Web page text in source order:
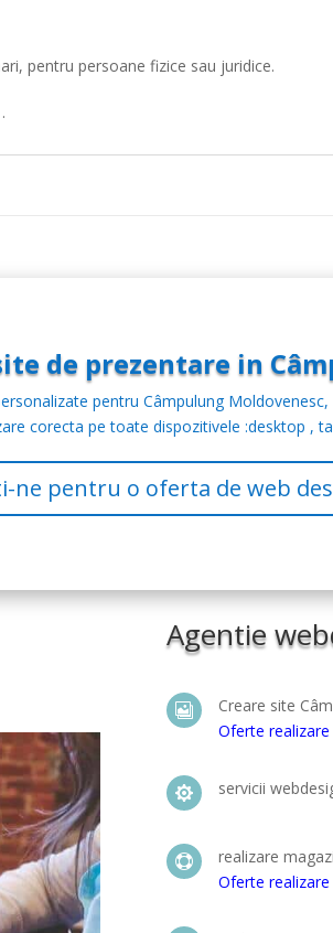
pentru persoane fizice sau juridice.
de prezentare in
pentru Câmpulung
corecta pe toate dispozitivele :desktop ,
ne pentru o oferta de web
Agentie

Creare site
Oferte
 servicii

realizare
Oferte